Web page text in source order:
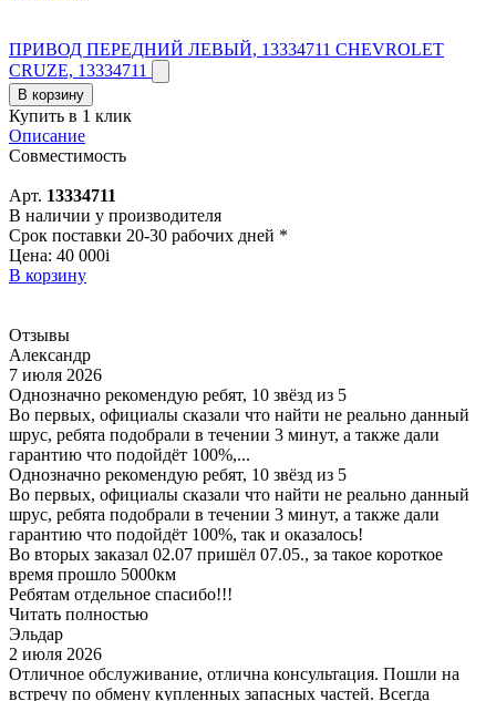
ПРИВОД ПЕРЕДНИЙ ЛЕВЫЙ, 13334711 CHEVROLET
CRUZE, 13334711
В корзину
Купить в 1 клик
Описание
Совместимость
Арт. 13334711
В наличии у производителя
Срок поставки 20-30 рабочих дней *
Цена: 40 000i
В корзину
Отзывы
Александр
7 июля 2026
Однозначно рекомендую ребят, 10 звёзд из 5
Во первых, официалы сказали что найти не реально данный
шрус, ребята подобрали в течении 3 минут, а также дали
гарантию что подойдёт 100%,...
Однозначно рекомендую ребят, 10 звёзд из 5
Во первых, официалы сказали что найти не реально данный
шрус, ребята подобрали в течении 3 минут, а также дали
гарантию что подойдёт 100%, так и оказалось!
Во вторых заказал 02.07 пришёл 07.05., за такое короткое
время прошло 5000км
Ребятам отдельное спасибо!!!
Читать полностью
Эльдар
2 июля 2026
Отличное обслуживание, отлична консультация. Пошли на
встречу по обмену купленных запасных частей. Всегда